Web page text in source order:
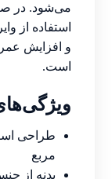
می‌شود. در
و افزایش
است.
مربع